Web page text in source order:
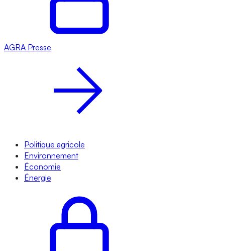
AGRA Presse
Politique agricole
Environnement
Économie
Énergie